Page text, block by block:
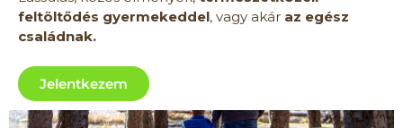
feltöltődés gyermekeddel, vagy akár az egész
családnak.
Jelentkezem